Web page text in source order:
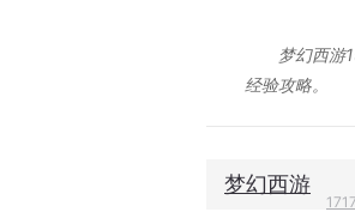
梦幻西游
经验攻略。
梦幻西游